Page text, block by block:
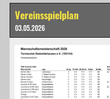
Vereinsspielplan
03.05.2026